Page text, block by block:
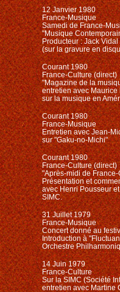
12 Janvier 1980
France-Musique
Samedi de France-
"Musique
Producteur : Jack
(sur la gravure en
Courant 1980
France-Culture (direct)
"Magazine de la
entretien avec Maurice
sur la musique en
Courant 1980
France-Musique
Entretien avec Jean-
sur "Gaku-no-Michi"
Courant 1980
France-Culture (direct)
"Après-midi de France-
Présentation et
avec Henri Pousseur
SIMC.
31 Juillet 1979
France-Musique
Concert donné au
Introduction à
Orchestre
14 Juin 1979
France-Culture
Sur la SIMC (Société
entretien avec Martine